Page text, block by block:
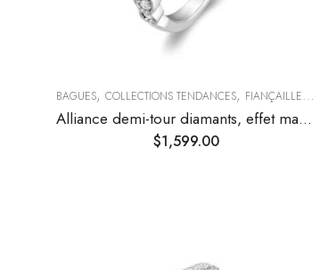
BAGUES, COLLECTIONS TENDANCES, FIANÇAILLES & ALLIANCES
Alliance demi-tour diamants, effet marquise
$1,599.00